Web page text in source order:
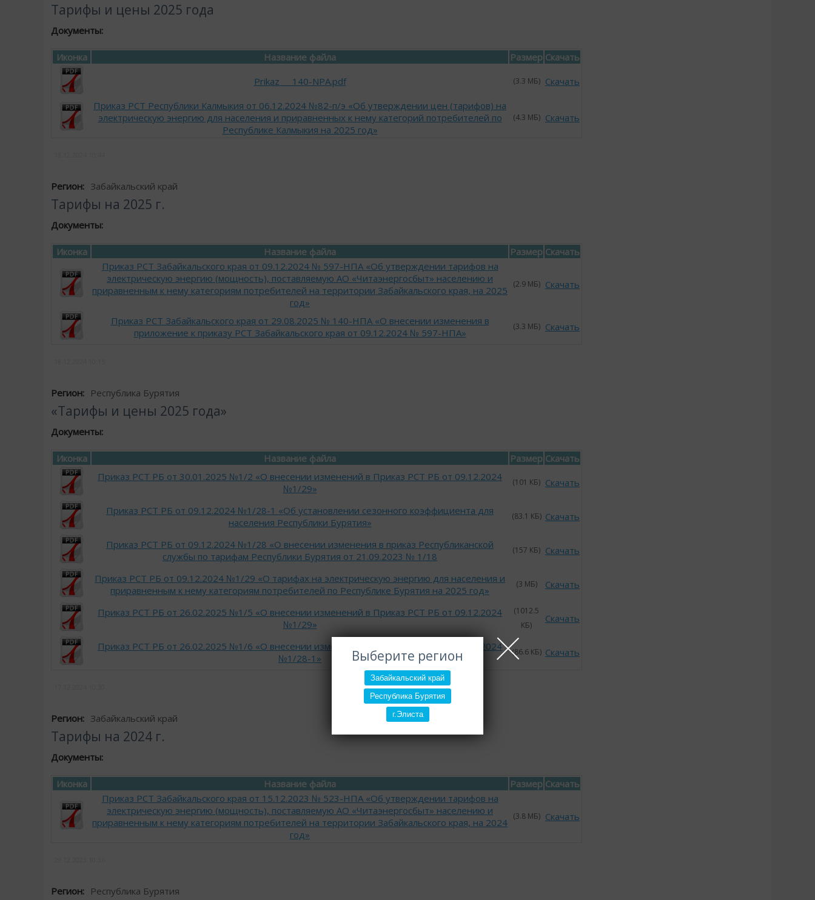
Выберите регион
Забайкальский край
Республика Бурятия
г.Элиста
Тарифы и цены 2025 года
Документы:
Иконка Название файла Размер Скачать
Prikaz___140-NPA.pdf
(3.3 МБ) Скачать
Приказ РСТ Республики Калмыкия от 06.12.2024 №82-п/э «Об утверждении цен (тарифов) на
электрическую энергию для населения и приравненных к нему категорий потребителей по
Республике Калмыкия на 2025 год»
(4.3 МБ) Скачать
Регион: Забайкальский край
Тарифы на 2025 г.
Документы:
Иконка Название файла Размер Скачать
Приказ РСТ Забайкальского края от 09.12.2024 № 597-НПА «Об утверждении тарифов на
электрическую энергию (мощность), поставляемую АО «Читаэнергосбыт» населению и
приравненным к нему категориям потребителей на территории Забайкальского края, на 2025
год»
(2.9 МБ) Скачать
Приказ РСТ Забайкальского края от 29.08.2025 № 140-НПА «О внесении изменения в
приложение к приказу РСТ Забайкальского края от 09.12.2024 № 597-НПА»
(3.3 МБ) Скачать
Регион: Республика Бурятия
«Тарифы и цены 2025 года»
Документы:
Иконка Название файла Размер Скачать
Приказ РСТ РБ от 30.01.2025 №1/2 «О внесении изменений в Приказ РСТ РБ от 09.12.2024
№1/29»
(101 КБ) Скачать
Приказ РСТ РБ от 09.12.2024 №1/28-1 «Об установлении сезонного коэффициента для
населения Республики Бурятия»
(83.1 КБ) Скачать
Приказ РСТ РБ от 09.12.2024 №1/28 «О внесении изменения в приказ Республиканской
службы по тарифам Республики Бурятия от 21.09.2023 № 1/18
(157 КБ) Скачать
Приказ РСТ РБ от 09.12.2024 №1/29 «О тарифах на электрическую энергию для населения и
приравненным к нему категориям потребителей по Республике Бурятия на 2025 год»
(3 МБ) Скачать
Приказ РСТ РБ от 26.02.2025 №1/5 «О внесении изменений в Приказ РСТ РБ от 09.12.2024
№1/29»
(1012.5
КБ)
Скачать
Приказ РСТ РБ от 26.02.2025 №1/6 «О внесении изменений в Приказ РСТ РБ от 09.12.2024
№1/28-1»
(86.6 КБ) Скачать
Регион: Забайкальский край
Тарифы на 2024 г.
Документы:
Иконка Название файла Размер Скачать
Приказ РСТ Забайкальского края от 15.12.2023 № 523-НПА «Об утверждении тарифов на
электрическую энергию (мощность), поставляемую АО «Читаэнергосбыт» населению и
приравненным к нему категориям потребителей на территории Забайкальского края, на 2024
год»
(3.8 МБ) Скачать
Регион: Республика Бурятия